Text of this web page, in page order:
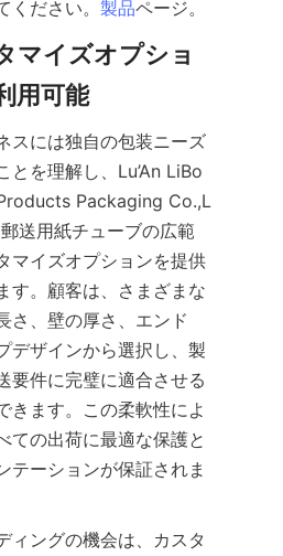
ください。 製品ページ。
マイズオプショ
用可能
スには独自の包装ニーズ
とを理解し、Lu’An LiBo
Packaging Co.,L
送用紙チューブの広範
マイズオプションを提供
す。顧客は、さまざまな
さ、壁の厚さ、エンド
デザインから選択し、製
要件に完璧に適合させる
きます。この柔軟性によ
ての出荷に最適な保護と
テーションが保証されま
ィングの機会は、カスタ